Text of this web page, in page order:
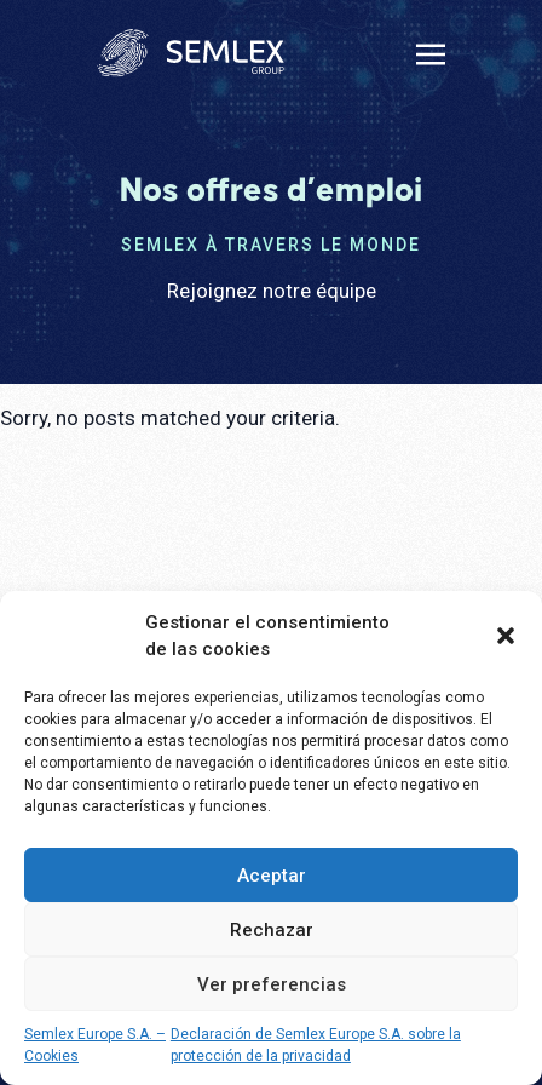
Gestionar el consentimiento
de las cookies
Para ofrecer las mejores experiencias, utilizamos tecnologías como
cookies para almacenar y/o acceder a información de dispositivos. El
consentimiento a estas tecnologías nos permitirá procesar datos como
el comportamiento de navegación o identificadores únicos en este sitio.
No dar consentimiento o retirarlo puede tener un efecto negativo en
algunas características y funciones.
Aceptar
Rechazar
Ver preferencias
Semlex Europe S.A. –
Cookies
Declaración de Semlex Europe S.A. sobre la
protección de la privacidad
Nos offres d’emploi
SEMLEX À TRAVERS LE MONDE
Rejoignez notre équipe
Sorry, no posts matched your criteria.
SEMLEX EUROPE S.A.
Avenue Brugmann 384
BE 0465.959.690
Semlex For Education